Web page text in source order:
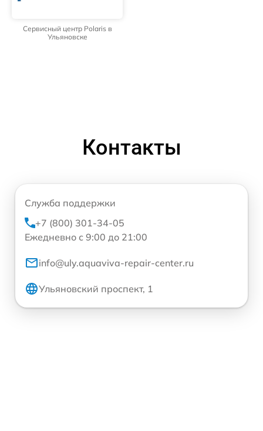
Сервисный центр Polaris в
Ульяновске
Контакты
Служба поддержки
+7 (800) 301-34-05
Ежедневно с 9:00 до 21:00
info@uly.aquaviva-repair-center.ru
Ульяновский проспект, 1